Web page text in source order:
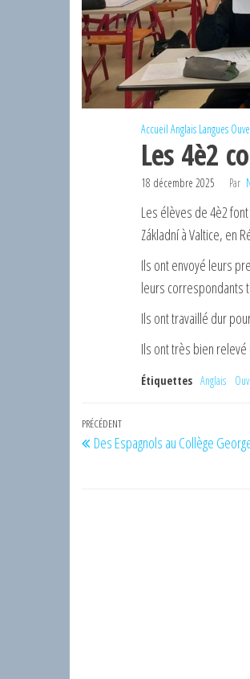
Accueil Anglais Langues
Les 4è2
18 décembre 2025 Par
Les élèves de 4è2
Základní à Valtice, en
Ils ont envoyé leurs
leurs correspondants
Ils ont travaillé dur
Ils ont très bien
Étiquettes Anglais
Navigation
de
Article
précédent
PRÉCÉDENT
Des Espagnols au Collège